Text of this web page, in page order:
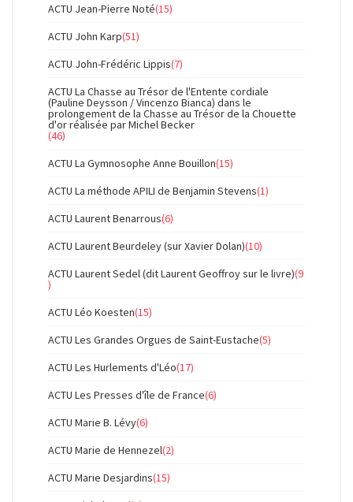
ACTU Jean-Pierre Noté(15)
ACTU John Karp(51)
ACTU John-Frédéric Lippis(7)
ACTU La Chasse au Trésor de l'Entente cordiale
(Pauline Deysson / Vincenzo Bianca) dans le
prolongement de la Chasse au Trésor de la Chouette
d'or réalisée par Michel Becker
(46)
ACTU La Gymnosophe Anne Bouillon(15)
ACTU La méthode APILI de Benjamin Stevens(1)
ACTU Laurent Benarrous(6)
ACTU Laurent Beurdeley (sur Xavier Dolan)(10)
ACTU Laurent Sedel (dit Laurent Geoffroy sur le livre)(9
)
ACTU Léo Koesten(15)
ACTU Les Grandes Orgues de Saint-Eustache(5)
ACTU Les Hurlements d'Léo(17)
ACTU Les Presses d'île de France(6)
ACTU Marie B. Lévy(6)
ACTU Marie de Hennezel(2)
ACTU Marie Desjardins(15)